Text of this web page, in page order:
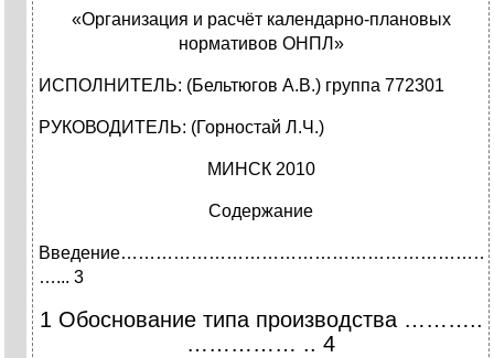
«Организация и расчёт календарно-плановых
нормативов ОНПЛ»
ИСПОЛНИТЕЛЬ: (Бельтюгов А.В.) группа 772301
РУКОВОДИТЕЛЬ: (Горностай Л.Ч.)
МИНСК 2010
Содержание
…... 3
1 Обоснование типа производства ………..
…………… .. 4